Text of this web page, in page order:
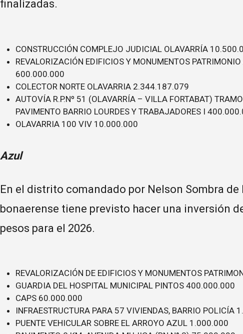
finalizadas.
CONSTRUCCIÓN COMPLEJO JUDICIAL OLAVARRÍA
REVALORIZACIÓN EDIFICIOS Y MONUMENTOS
600.000.000
COLECTOR NORTE OLAVARRIA 2.344.187.079
AUTOVÍA R.P.Nº 51 (OLAVARRÍA – VILLA FORTABAT)
PAVIMENTO BARRIO LOURDES Y TRABAJADORES I
OLAVARRIA 100 VIV 10.000.000
Azul
En el distrito comandado por Nelson Sombra de
bonaerense tiene previsto hacer una inversión
pesos para el 2026.
REVALORIZACIÓN DE EDIFICIOS Y MONUMENTOS
GUARDIA DEL HOSPITAL MUNICIPAL PINTOS 400.000.000
CAPS 60.000.000
INFRAESTRUCTURA PARA 57 VIVIENDAS, BARRIO POLICÍA
PUENTE VEHICULAR SOBRE EL ARROYO AZUL 1.000.000